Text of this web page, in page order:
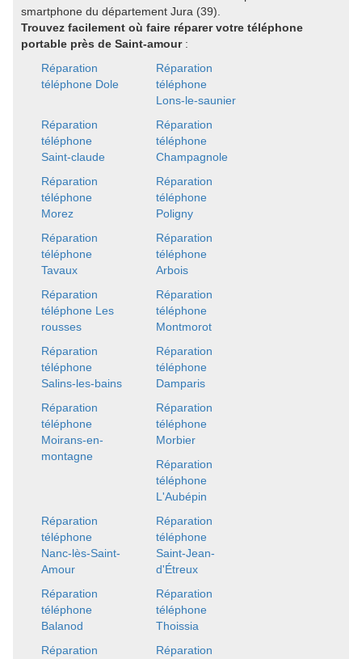
smartphone du département Jura (39).
Trouvez facilement où faire réparer votre téléphone
portable près de Saint-amour:
Réparation
téléphone Dole
Réparation
téléphone
Lons-le-saunier
Réparation
téléphone
Saint-claude
Réparation
téléphone
Champagnole
Réparation
téléphone
Morez
Réparation
téléphone
Poligny
Réparation
téléphone
Tavaux
Réparation
téléphone
Arbois
Réparation
téléphone Les
rousses
Réparation
téléphone
Montmorot
Réparation
téléphone
Salins-les-bains
Réparation
téléphone
Damparis
Réparation
téléphone
Moirans-en-
montagne
Réparation
téléphone
Morbier
Réparation
téléphone
L'Aubépin
Réparation
téléphone
Nanc-lès-Saint-
Amour
Réparation
téléphone
Saint-Jean-
d'Étreux
Réparation
téléphone
Balanod
Réparation
téléphone
Thoissia
Réparation
Réparation